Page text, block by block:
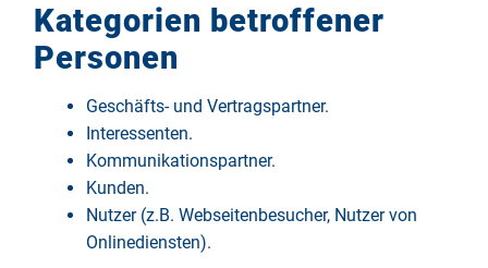
Kategorien betroffener
Personen
Geschäfts- und Vertragspartner.
Interessenten.
Kommunikationspartner.
Kunden.
Nutzer (z.B. Webseitenbesucher, Nutzer von
Onlinediensten).